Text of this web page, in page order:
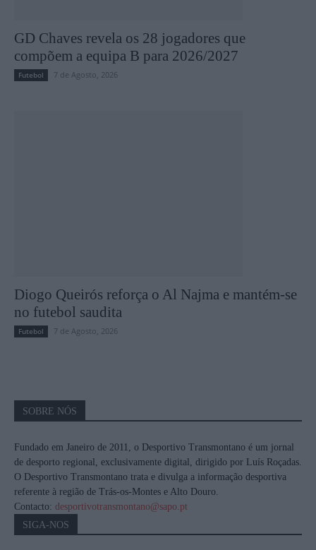
GD Chaves revela os 28 jogadores que
compõem a equipa B para 2026/2027
Futebol 7 de Agosto, 2026
Diogo Queirós reforça o Al Najma e mantém-se
no futebol saudita
Futebol 7 de Agosto, 2026
SOBRE NÓS
Fundado em Janeiro de 2011, o Desportivo Transmontano é um jornal
de desporto regional, exclusivamente digital, dirigido por Luís Roçadas.
O Desportivo Transmontano trata e divulga a informação desportiva
referente à região de Trás-os-Montes e Alto Douro.
Contacto: desportivotransmontano@sapo.pt
SIGA-NOS